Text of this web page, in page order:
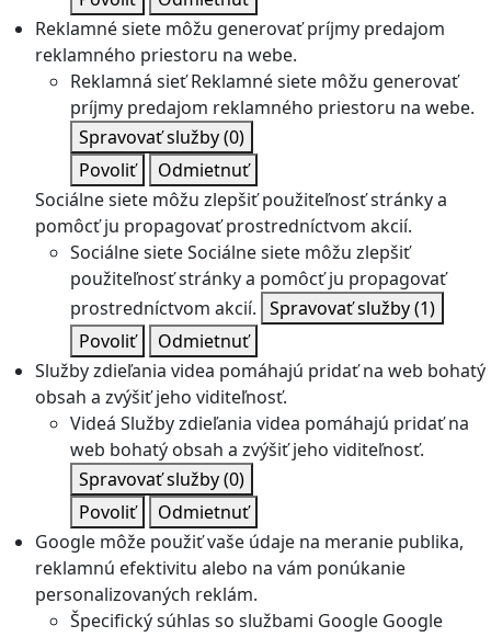
Reklamné siete môžu generovať príjmy predajom
reklamného priestoru na webe.
Reklamná sieť Reklamné siete môžu generovať
príjmy predajom reklamného priestoru na webe.
Spravovať služby(0)
Povoliť
Odmietnuť
Sociálne siete môžu zlepšiť použiteľnosť stránky a
pomôcť ju propagovať prostredníctvom akcií.
Sociálne sieteSociálne siete môžu zlepšiť
použiteľnosť stránky a pomôcť ju propagovať
prostredníctvom akcií. Spravovať služby(1)
Povoliť
Odmietnuť
Služby zdieľania videa pomáhajú pridať na web bohatý
obsah a zvýšiť jeho viditeľnosť.
Videá Služby zdieľania videa pomáhajú pridať na
web bohatý obsah a zvýšiť jeho viditeľnosť.
Spravovať služby(0)
Povoliť
Odmietnuť
Google môže použiť vaše údaje na meranie publika,
reklamnú efektivitu alebo na vám ponúkanie
personalizovaných reklám.
Špecifický súhlas so službami Google Google